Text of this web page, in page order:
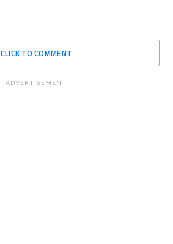
CLICK TO COMMENT
ADVERTISEMENT